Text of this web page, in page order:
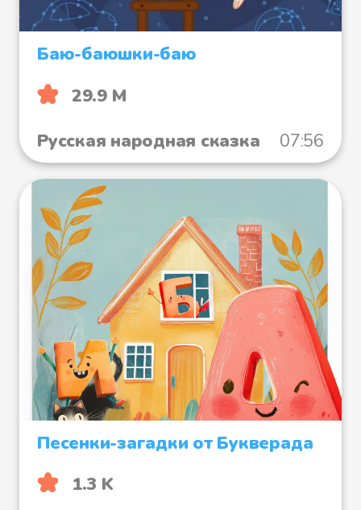
Баю-баюшки-баю
29.9 М
Русская народная сказка
07:56
Песенки-загадки от Букверада
1.3 K